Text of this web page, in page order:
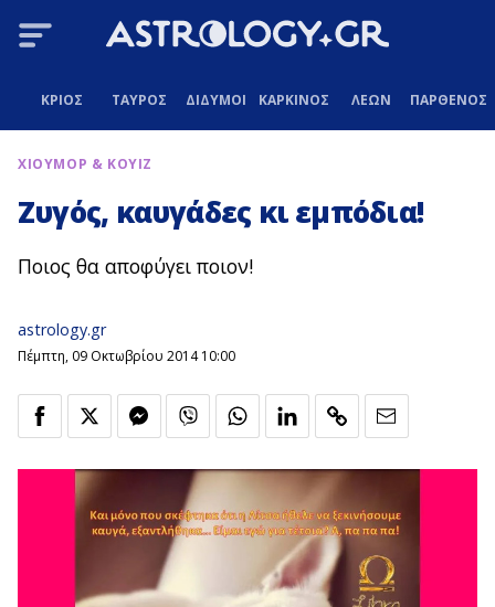
ΚΡΙΟΣ ΤΑΥΡΟΣ ΔΙΔΥΜΟΙ ΚΑΡΚΙΝΟΣ ΛΕΩΝ ΠΑΡΘΕΝΟΣ
ΧΙΟΥΜΟΡ & ΚΟΥΙΖ
Ζυγός, καυγάδες κι εμπόδια!
Ποιος θα αποφύγει ποιον!
astrology.gr
Πέμπτη, 09 Οκτωβρίου 2014 10:00